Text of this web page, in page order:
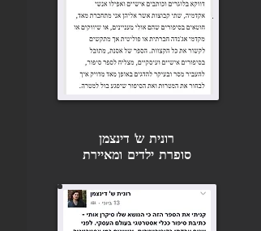
רונית ש' דינצמן
סופרת ילדים ומאיירת